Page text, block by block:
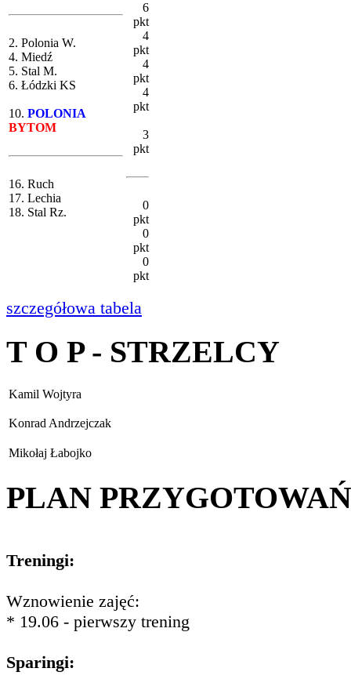
2. Polonia W.
4. Miedź
5. Stal M.
6. Łódzki KS
10. POLONIA
BYTOM
16. Ruch
17. Lechia
18. Stal Rz.
6
pkt
4
pkt
4
pkt
4
pkt
3
pkt
0
pkt
0
pkt
0
pkt
szczegółowa tabela
T O P - STRZELCY
Kamil Wojtyra
Konrad Andrzejczak
Mikołaj Łabojko
PLAN PRZYGOTOWAŃ
Treningi:
Wznowienie zajęć:
* 19.06 - pierwszy trening
Sparingi: